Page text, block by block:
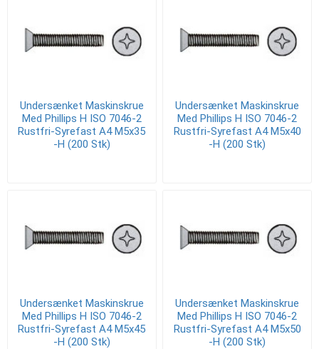
Undersænket Maskinskrue
Med Phillips H ISO 7046-2
Rustfri-Syrefast A4 M5x35
-H (200 Stk)
Undersænket Maskinskrue
Med Phillips H ISO 7046-2
Rustfri-Syrefast A4 M5x40
-H (200 Stk)
Undersænket Maskinskrue
Med Phillips H ISO 7046-2
Rustfri-Syrefast A4 M5x45
-H (200 Stk)
Undersænket Maskinskrue
Med Phillips H ISO 7046-2
Rustfri-Syrefast A4 M5x50
-H (200 Stk)